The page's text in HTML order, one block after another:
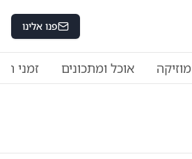
פנו אלינו
מוזיקה אוכל ומתכונים זמני